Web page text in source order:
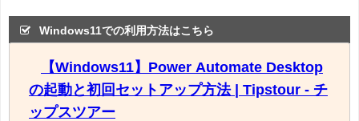
Windows11での利用方法はこちら
【Windows11】Power Automate Desktop
の起動と初回セットアップ方法 | Tipstour - チ
ップスツアー